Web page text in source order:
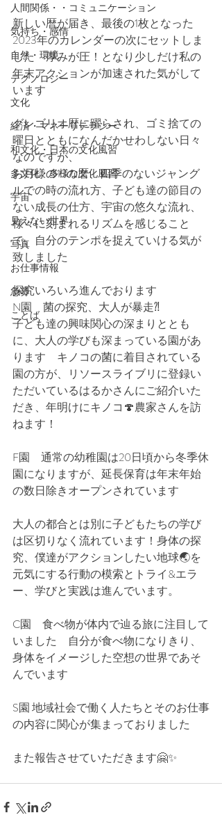
人間関係・・コミュニケーション
気持ち・感情
自然・環境
テクノロジー
文化
経済・マネーリテラシー
和文化・日本の文化風習
多文化・多様な文化風習
宇宙
見えない世界
写真
お仕事情報
急募
ことば
新しい暦が届き、最後の1枚となった
2023年のカレンダーの次にセットしま
した　厚みが圧！となり少しだけ私の
年末アクションが加速された気がして
います
グレゴリオ暦に躍らされ、ゴミ捨ての
曜日とともになんだかせわしない日々
なのですが、
お月様の13の暦、四季のないジャング
ルでの時の流れ方、子ども達の節目の
ない成長の仕方、宇宙の悠久な流れ、
様々に刻まれるリズムを感じること
で、自分のテンポを捉えていける気が
致しました
探究いろいろ進んでおります
N園　菌の探究、大人が暴走⁈
子ども達の興味関心の深まりととも
に、大人の学びも深まっている園があ
ります　キノコの菌に着目されている
園の方が、リソースライブリに登録い
ただいているはるかさんにご紹介いた
だき、年明けにキノコ🍄農家さんを訪
ねます！
F園　通常の幼稚園は20日頃から冬季休
園になりますが、延長保育は年末年始
の数日除きオープンされています
大人の都合とは別に子どもたちの学び
は区切りなく流れています！身体の探
究、僕達がアクションしたい地球🌏を
元気にする行動の模索とトライ&エラ
ー、学びと実践は進んでいます。
C園　食べ物が体内で辿る旅に注目して
いました　自分が食べ物になりきり、
身体をイメージした空想の世界であそ
んでいます
S園 地域社会で働く人たちとそのお仕事
の内容に関心が集まっておりました
また報告させていただきます🤗✨